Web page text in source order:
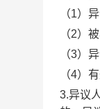
（1）
（2）
（3）
（4）
3.异议